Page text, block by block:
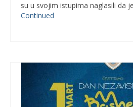
su u svojim istupima naglasili da
Continued